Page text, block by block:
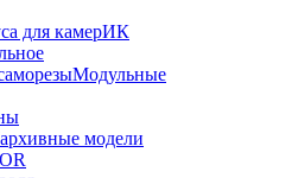
для камерИК
Модульные
архивные модели